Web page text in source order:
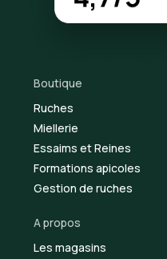
Boutique
Ruches
Miellerie
Essaims et Reines
Formations apicoles
Gestion de ruches
A propos
Les magasins